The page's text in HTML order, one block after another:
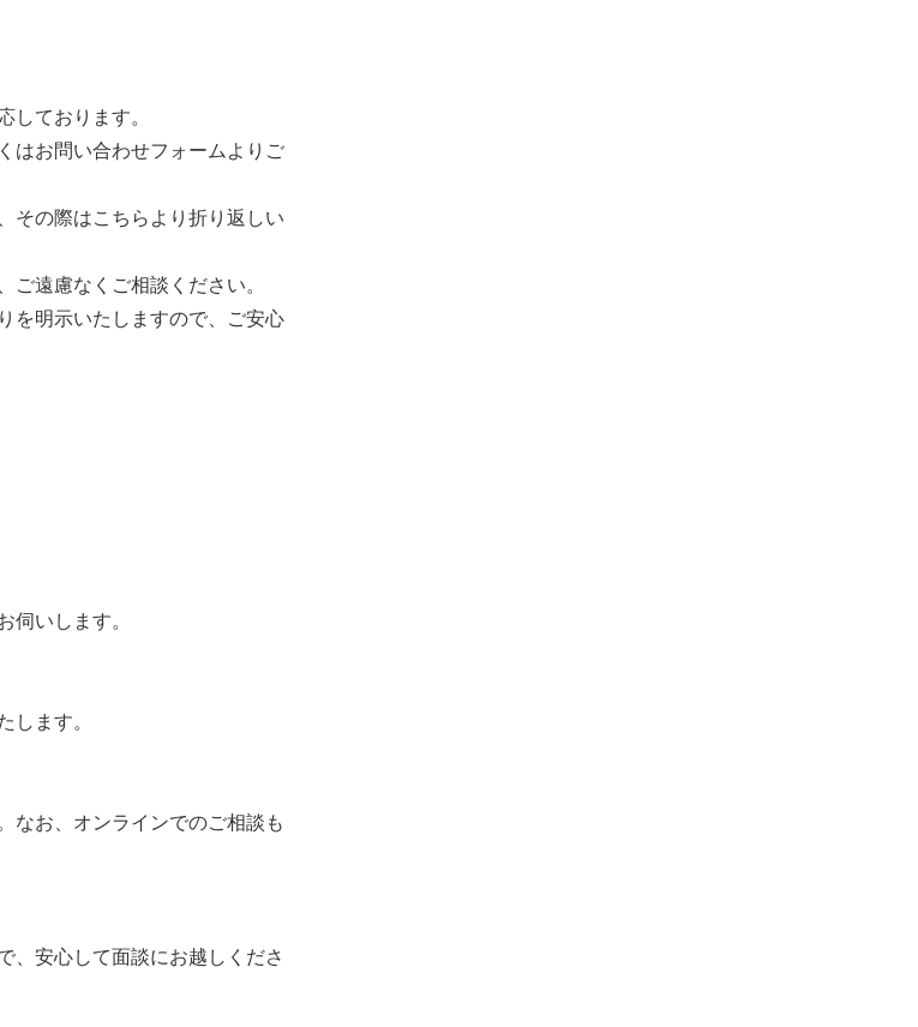
しております。
はお問い合わせフォームよりご
その際はこちらより折り返しい
遠慮なくご相談ください。
を明示いたしますので、ご安心
伺いします。
します。
なお、オンラインでのご相談も
、安心して面談にお越しくださ